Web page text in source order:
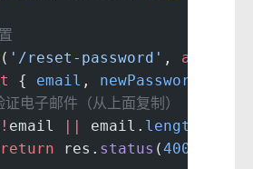
( '/reset-password' , async
{ email , newPassword
电子邮件（从上面复制）
! email email. length
res. status (400